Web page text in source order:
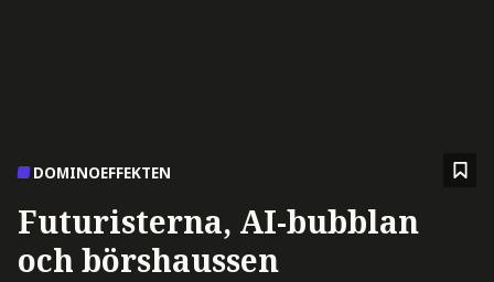
DOMINOEFFEKTEN
Futuristerna, AI-bubblan
och börshaussen